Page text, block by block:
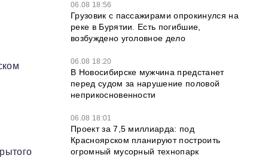
06.08 18:56
Грузовик с пассажирами опрокинулся на
реке в Бурятии. Есть погибшие,
возбуждено уголовное дело
06.08 18:20
В Новосибирске мужчина предстанет
перед судом за нарушение половой
неприкосновенности
06.08 18:01
Проект за 7,5 миллиарда: под
Красноярском планируют построить
огромный мусорный технопарк